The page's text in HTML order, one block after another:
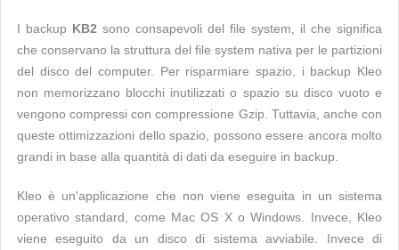
I backup KB2 sono consapevoli del file system, il che significa
che conservano la struttura del file system nativa per le partizioni
del disco del computer. Per risparmiare spazio, i backup Kleo
non memorizzano blocchi inutilizzati o spazio su disco vuoto e
vengono compressi con compressione Gzip. Tuttavia, anche con
queste ottimizzazioni dello spazio, possono essere ancora molto
grandi in base alla quantità di dati da eseguire in backup.
Kleo è un'applicazione che non viene eseguita in un sistema
operativo standard, come Mac OS X o Windows. Invece, Kleo
viene eseguito da un disco di sistema avviabile. Invece di